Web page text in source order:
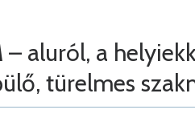
– aluról, a
türelmes